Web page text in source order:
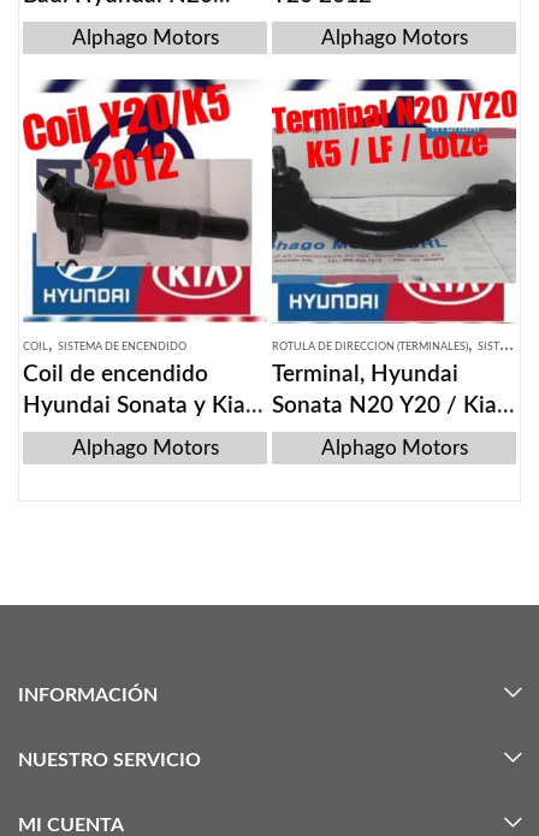
2007Alphago Motors Alphago Motors
COIL , SISTEMA DE ENCENDIDO
Coil de encendido
Hyundai Sonata y Kia
K5 2012Alphago Motors
ROTULA DE DIRECCION (TERMINALES), SISTEMA DE SUSPENSION
Terminal, Hyundai
Sonata N20 Y20 / Kia
K5, Kia Lotze
Alphago Motors
INFORMACIÓN
NUESTRO SERVICIO
MI CUENTA